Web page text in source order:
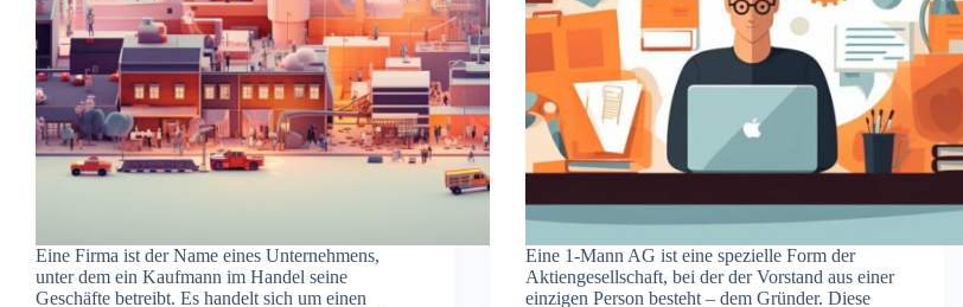
Eine Firma ist der Name eines Unternehmens,
unter dem ein Kaufmann im Handel seine
Geschäfte betreibt. Es handelt sich um einen
Eine 1-Mann AG ist eine spezielle Form der
Aktiengesellschaft, bei der der Vorstand aus einer
einzigen Person besteht – dem Gründer. Diese